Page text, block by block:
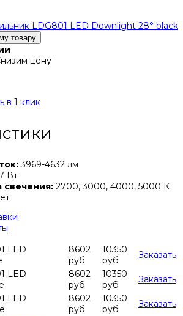
товару
цену
в 1 клик
3969-4632 лм
Вт
свечения: 2700, 3000, 4000, 5000 К
LED
8602
руб
10350
руб
Заказать
LED
8602
руб
10350
руб
Заказать
LED
8602
руб
10350
руб
Заказать